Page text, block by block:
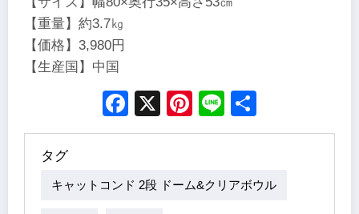
【重量】約3.7㎏
【価格】3,980円
【生産国】中国
Facebook
X Pinterest
Line
タグ
キャットコンド 2段 ドーム&クリアボウル